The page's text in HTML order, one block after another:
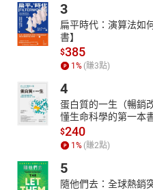
3
扁平時代：演算法如
書】
$385
1 % (賺3點)
4
蛋白質的一生（暢銷
懂生命科學的第一本
$240
1 % (賺2點)
5
隨他們去：全球熱銷